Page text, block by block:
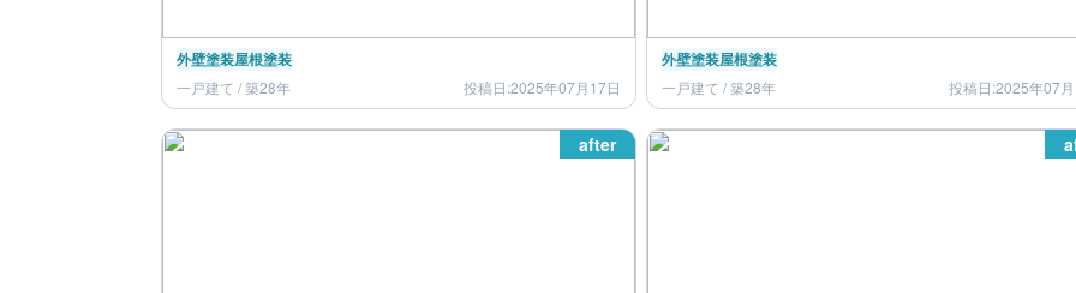
外壁塗装屋根塗装
一戸建て / 築28年 投稿日:2025年07月17日
外壁塗装屋根塗装
一戸建て / 築28年 投稿日:2025年07
after